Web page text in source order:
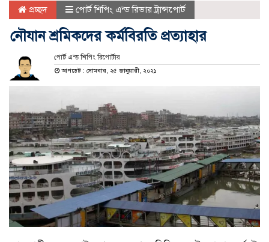
প্রচ্ছদ পোর্ট শিপিং এন্ড রিভার ট্রান্সপোর্ট
নৌযান শ্রমিকদের কর্মবিরতি প্রত্যাহার
পোর্ট এন্ড শিপিং রিপোর্টার
আপডেট : সোমবার, ২৫ জানুয়ারী, ২০২১